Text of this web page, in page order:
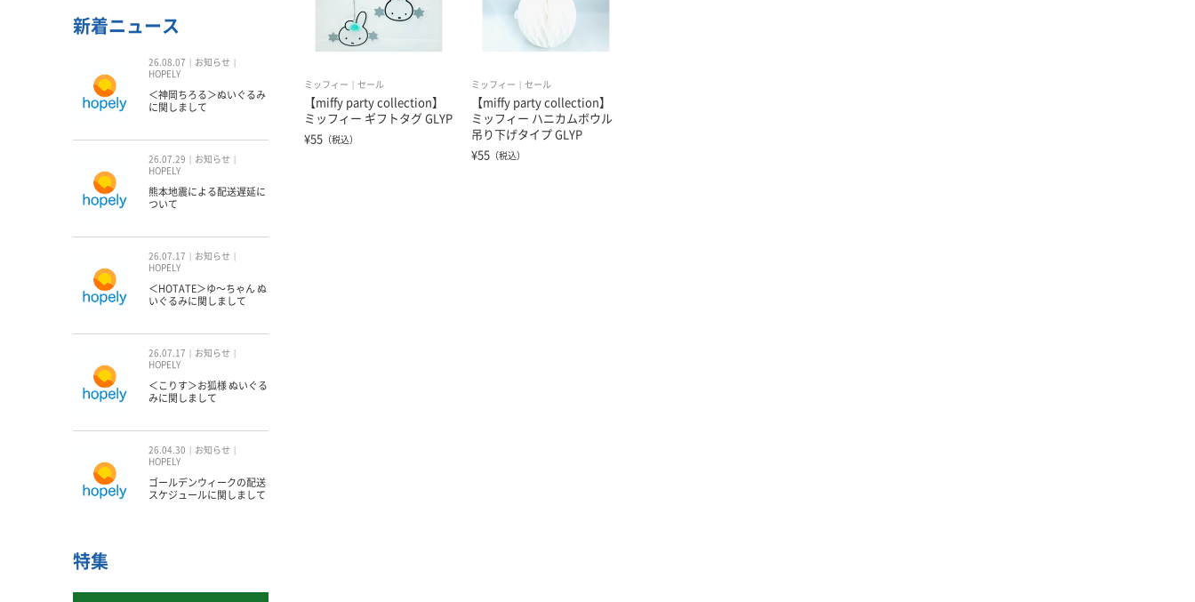
ミッフィー セール
【miffy party collection】
ミッフィー ギフトタグ GLYP
¥55 （税込）
ミッフィー セール
【miffy party collection】
ミッフィー ハニカムボウル
吊り下げタイプ GLYP
¥55 （税込）
新着ニュース
26.08.07
お知らせ
HOPELY
＜神岡ちろる＞ぬいぐるみ
に関しまして
26.07.29
お知らせ
HOPELY
熊本地震による配送遅延に
ついて
26.07.17
お知らせ
HOPELY
＜HOTATE＞ゆ〜ちゃん ぬ
いぐるみに関しまして
26.07.17
お知らせ
HOPELY
＜こりす＞お狐様 ぬいぐる
みに関しまして
26.04.30
お知らせ
HOPELY
ゴールデンウィークの配送
スケジュールに関しまして
特集